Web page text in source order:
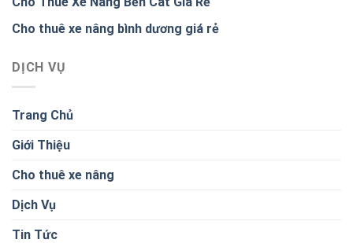
Cho thuê xe nâng bình dương giá rẻ
DỊCH VỤ
Trang Chủ
Giới Thiệu
Cho thuê xe nâng
Dịch Vụ
Tin Tức